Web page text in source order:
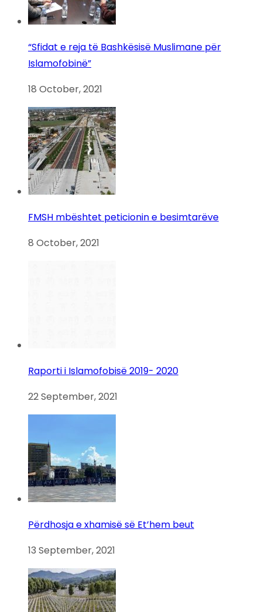
“Sfidat e reja të Bashkësisë Muslimane për
Islamofobinë”
18 October, 2021
FMSH mbështet peticionin e besimtarëve
8 October, 2021
Raporti i Islamofobisë 2019- 2020
22 September, 2021
Përdhosja e xhamisë së Et’hem beut
13 September, 2021